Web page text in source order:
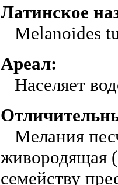
Латинское
Melanoides
Ареал:
Населяет
Мелания
живородящая
семейству